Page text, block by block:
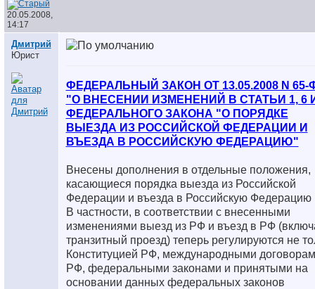
20.05.2008,
14:17
Дмитрий
Юрист
ФЕДЕРАЛЬНЫЙ ЗАКОН ОТ 13.05.2008 N 65-
"О ВНЕСЕНИИ ИЗМЕНЕНИЙ В СТАТЬИ 1, 6
ФЕДЕРАЛЬНОГО ЗАКОНА "О ПОРЯДКЕ
ВЫЕЗДА ИЗ РОССИЙСКОЙ ФЕДЕРАЦИИ И
ВЪЕЗДА В РОССИЙСКУЮ ФЕДЕРАЦИЮ"
Внесены дополнения в отдельные положения,
касающиеся порядка выезда из Российской
Федерации и въезда в Российскую Федерацию
В частности, в соответствии с внесенными
изменениями выезд из РФ и въезд в РФ
транзитный проезд) теперь регулируются не
Конституцией РФ, международными
РФ, федеральными законами и принятыми на
основании данных федеральных законов